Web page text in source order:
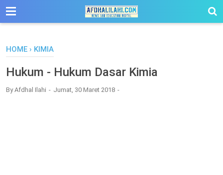
-->
HOME › KIMIA
Hukum - Hukum Dasar Kimia
ByAfdhal Ilahi Jumat, 30 Maret 2018